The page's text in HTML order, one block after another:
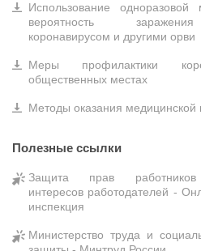
Использование одноразовой
вероятность
коронавирусом и другими орви
Меры профилактики
общественных местах
Методы оказания
Полезные ссылки
Защита прав
интересов работодателей -
инспекция
Министерство труда и